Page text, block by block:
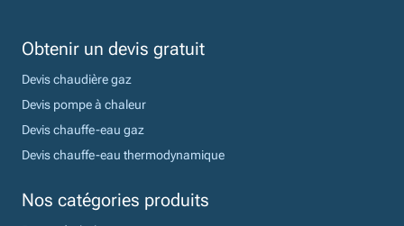
Obtenir un devis gratuit
Devis chaudière gaz
Devis pompe à chaleur
Devis chauffe-eau gaz
Devis chauffe-eau thermodynamique
Nos catégories produits